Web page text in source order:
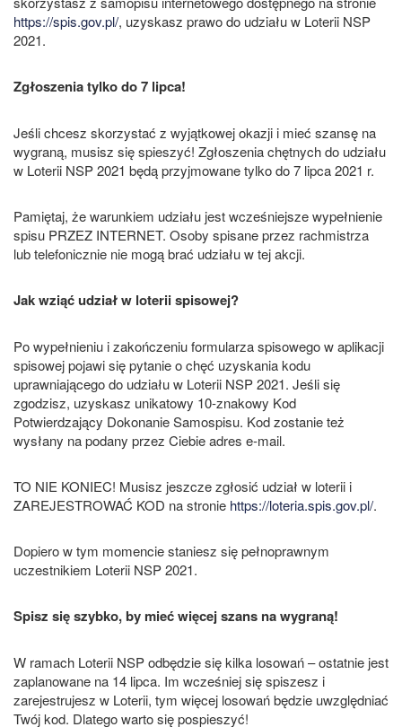
https://spis.gov.pl/, uzyskasz prawo do udziału w Loterii NSP
2021.
Zgłoszenia tylko do 7 lipca!
Jeśli chcesz skorzystać z wyjątkowej okazji i mieć szansę na
wygraną, musisz się spieszyć! Zgłoszenia chętnych do udziału
w Loterii NSP 2021 będą przyjmowane tylko do 7 lipca 2021 r.
Pamiętaj, że warunkiem udziału jest wcześniejsze wypełnienie
spisu PRZEZ INTERNET. Osoby spisane przez rachmistrza
lub telefonicznie nie mogą brać udziału w tej akcji.
Jak wziąć udział w loterii spisowej?
Po wypełnieniu i zakończeniu formularza spisowego w aplikacji
spisowej pojawi się pytanie o chęć uzyskania kodu
uprawniającego do udziału w Loterii NSP 2021. Jeśli się
zgodzisz, uzyskasz unikatowy 10‑znakowy Kod
Potwierdzający Dokonanie Samospisu. Kod zostanie też
wysłany na podany przez Ciebie adres e-mail.
TO NIE KONIEC! Musisz jeszcze zgłosić udział w loterii i
ZAREJESTROWAĆ KOD na stronie https://loteria.spis.gov.pl/.
Dopiero w tym momencie staniesz się pełnoprawnym
uczestnikiem Loterii NSP 2021.
Spisz się szybko, by mieć więcej szans na wygraną!
W ramach Loterii NSP odbędzie się kilka losowań – ostatnie jest
zaplanowane na 14 lipca. Im wcześniej się spiszesz i
zarejestrujesz w Loterii, tym więcej losowań będzie uwzględniać
Twój kod. Dlatego warto się pospieszyć!